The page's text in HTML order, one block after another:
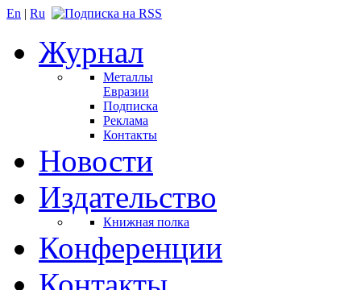
En | Ru
Журнал
Металлы
Евразии
Подписка
Реклама
Контакты
Новости
Издательство
Книжная полка
Конференции